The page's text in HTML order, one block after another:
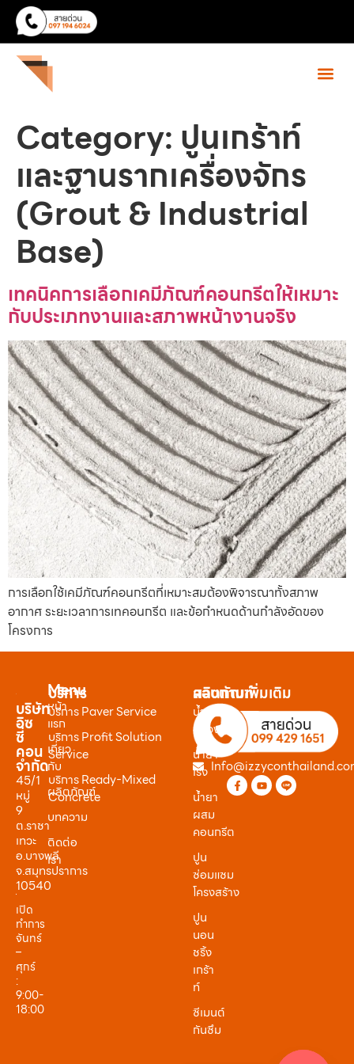
Category: ปูนเกร้าท์
และฐานรากเครื่องจักร
(Grout & Industrial
Base)
เทคนิคการเลือกเคมีภัณฑ์คอนกรีตให้เหมาะ
กับประเภทงานและสภาพหน้างานจริง
การเลือกใช้เคมีภัณฑ์คอนกรีตที่เหมาะสมต้องพิจารณาทั้งสภาพ
อากาศ ระยะเวลาการเทคอนกรีต และข้อกำหนดด้านกำลังอัดของ
โครงการ
บริษัท
อิซ
ซี่
คอน
จำกัด
45/1
หมู่
9
ต.ราชา
เทวะ
อ.บางพลี
จ.สมุทรปราการ
10540
เปิด
ทำการ
จันทร์
–
ศุกร์
:
9:00-
18:00
Menu
หน้า
แรก
เกี่ยว
กับ
ผลิตภัณฑ์
บทความ
ติดต่อ
เรา
บริการ
บริการ Paver Service
บริการ Profit Solution
Service
บริการ Ready-Mixed
Concrete
ผลิตภัณฑ์
น้ำยา
หน่วง
น้ำยา
เร่ง
น้ำยา
ผสม
คอนกรีต
ปูน
ซ่อมแซม
โครงสร้าง
ปูน
นอน
ชริ้ง
เกร้า
ท์
ซีเมนต์
กันซึม
สอบถามเพิ่มเติม